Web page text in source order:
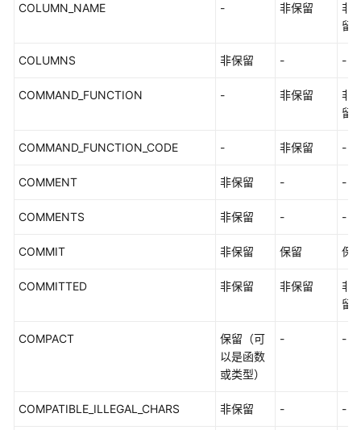
载
通
参
产
术
责
共
云
级
COLUMN_NAME - 非保留
非
留
COLUMNS 非保留 - -
COMMAND_FUNCTION - 非保留
非
留
COMMAND_FUNCTION_CODE - 非保留 -
COMMENT 非保留 - -
COMMENTS 非保留 - -
COMMIT 非保留 保留 保
COMMITTED 非保留 非保留
非
留
COMPACT
保留（可
以是函数
或类型）
- -
COMPATIBLE_ILLEGAL_CHARS 非保留 - -